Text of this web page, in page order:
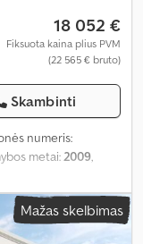
18 052 €
Fiksuota kaina plius PVM
(22 565 € bruto)
Skambinti
numeris:
metai:2009,
Mažas skelbimas